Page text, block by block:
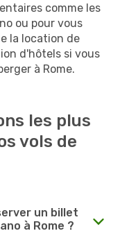
comme les
ou pour vous
la location de
d'hôtels si vous
à Rome.
les plus
vols de
un billet
à Rome ?